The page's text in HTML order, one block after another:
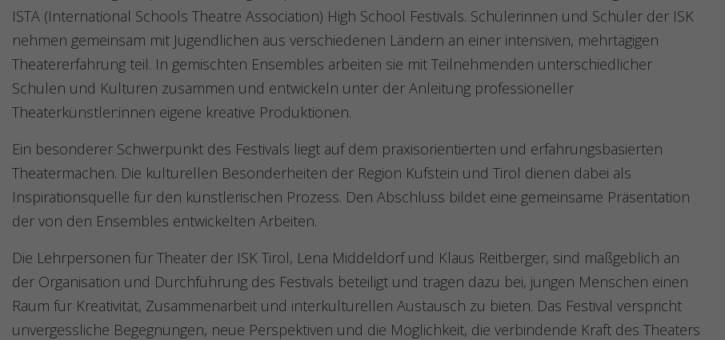
ISTA (International Schools Theatre Association) High School Festivals. Schülerinnen und Schüler der ISK
nehmen gemeinsam mit Jugendlichen aus verschiedenen Ländern an einer intensiven, mehrtägigen
Theatererfahrung teil. In gemischten Ensembles arbeiten sie mit Teilnehmenden unterschiedlicher
Schulen und Kulturen zusammen und entwickeln unter der Anleitung professioneller
Theaterkünstler:innen eigene kreative Produktionen.
Ein besonderer Schwerpunkt des Festivals liegt auf dem praxisorientierten und erfahrungsbasierten
Theatermachen. Die kulturellen Besonderheiten der Region Kufstein und Tirol dienen dabei als
Inspirationsquelle für den künstlerischen Prozess. Den Abschluss bildet eine gemeinsame Präsentation
der von den Ensembles entwickelten Arbeiten.
Die Lehrpersonen für Theater der ISK Tirol, Lena Middeldorf und Klaus Reitberger, sind maßgeblich an
der Organisation und Durchführung des Festivals beteiligt und tragen dazu bei, jungen Menschen einen
Raum für Kreativität, Zusammenarbeit und interkulturellen Austausch zu bieten. Das Festival verspricht
unvergessliche Begegnungen, neue Perspektiven und die Möglichkeit, die verbindende Kraft des Theaters